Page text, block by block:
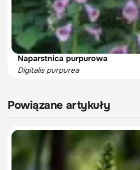
Naparstnica purpurowa
Digitalis purpurea
Powiązane artykuły